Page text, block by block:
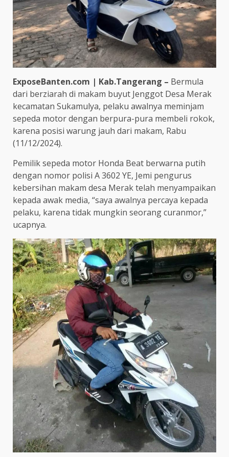
ExposeBanten.com | Kab.Tangerang – Bermula
dari berziarah di makam buyut Jenggot Desa Merak
kecamatan Sukamulya, pelaku awalnya meminjam
sepeda motor dengan berpura-pura membeli rokok,
karena posisi warung jauh dari makam, Rabu
(11/12/2024).
Pemilik sepeda motor Honda Beat berwarna putih
dengan nomor polisi A 3602 YE, Jemi pengurus
kebersihan makam desa Merak telah menyampaikan
kepada awak media, “saya awalnya percaya kepada
pelaku, karena tidak mungkin seorang curanmor,”
ucapnya.